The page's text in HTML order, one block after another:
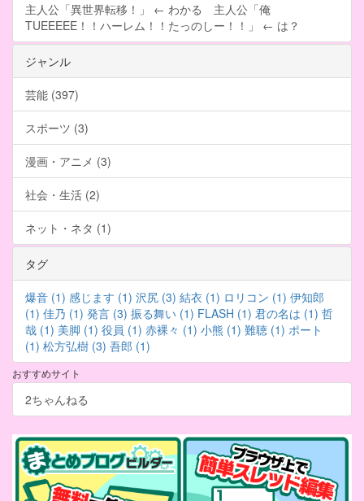
主人公「異世界転移！」 ← わかる 主人公「俺
TUEEEEE！！ハーレム！！たっのしー！！」 ← は？
ジャンル
芸能 (397)
スポーツ (3)
漫画・アニメ (3)
社会・生活 (2)
ネット・ネタ (1)
タグ
爆音 (1) 感じます (1) 沢尻 (3) 結衣 (1) ロリコン (1) 伊知郎
(1) 佳乃 (1) 発言 (3) 振る舞い (1) FLASH (1) 君の名は (1) 哲
哉 (1) 美脚 (1) 役員 (1) 赤裸々 (1) 小熊 (1) 難聴 (1) ポート
(1) 松方弘樹 (3) 吾郎 (1)
おすすめサイト
2ちゃんねる